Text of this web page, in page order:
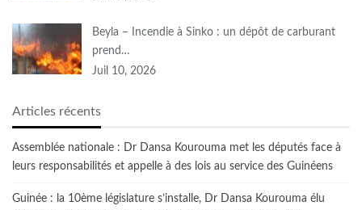
Beyla – Incendie à Sinko : un dépôt de carburant
prend…
Juil 10, 2026
Articles récents
Assemblée nationale : Dr Dansa Kourouma met les députés face à
leurs responsabilités et appelle à des lois au service des Guinéens
Guinée : la 10ème législature s’installe, Dr Dansa Kourouma élu